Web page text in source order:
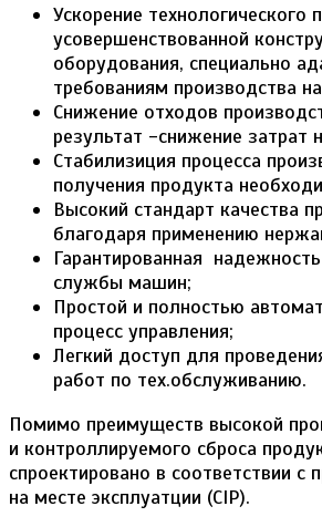
Ускорение технологического
усовершенствованной
оборудования, специально
требованиям производства
Снижение отходов
результат -снижение затрат
Стабилизиция процесса
получения продукта
Высокий стандарт качества
благодаря применению
Гарантированная
службы машин;
Простой и полностью
процесс управления;
Легкий доступ для
работ по тех.обслуживанию.
Помимо преимуществ высокой
и контроллируемого сброса
спроектировано в соответствии с
на месте эксплуатции (CIP).